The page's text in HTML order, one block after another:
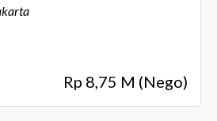
Rp 8,75 M (Nego)